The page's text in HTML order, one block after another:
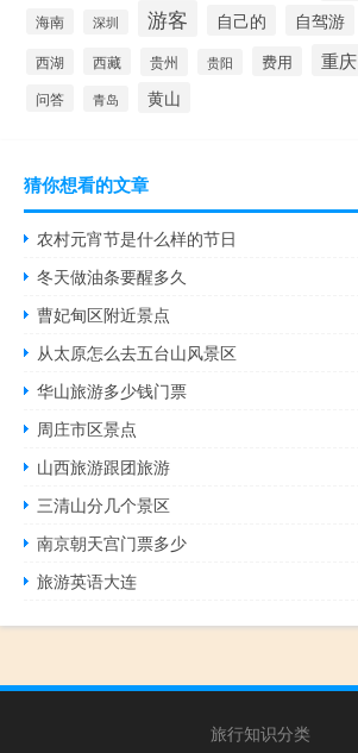
海南 深圳 游客 自己的 自驾游
西湖 西藏 贵州 贵阳 费用 重庆
问答 青岛 黄山
猜你想看的文章
农村元宵节是什么样的节日
冬天做油条要醒多久
曹妃甸区附近景点
从太原怎么去五台山风景区
华山旅游多少钱门票
周庄市区景点
山西旅游跟团旅游
三清山分几个景区
南京朝天宫门票多少
旅游英语大连
旅行知识分类